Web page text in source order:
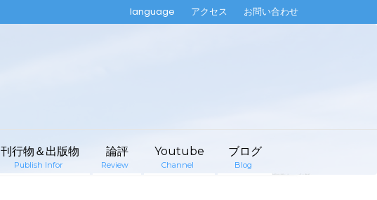
language アクセス お問い合わせ
Publish Infor
刊行物＆出版物
Review
論評
Channel
Youtube
Blog
ブログ